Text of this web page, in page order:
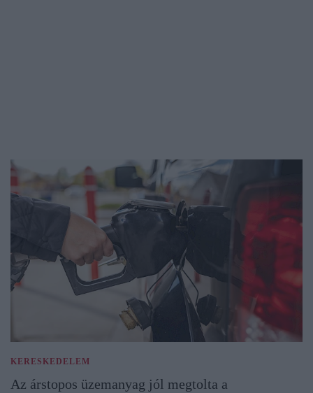
KERESKEDELEM
Az árstopos üzemanyag jól megtolta a